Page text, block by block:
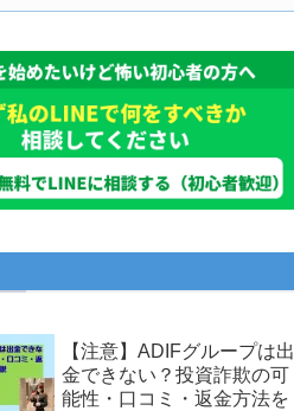
【注意】ADIFグループは出
金できない？投資詐欺の可
能性・口コミ・返金方法を